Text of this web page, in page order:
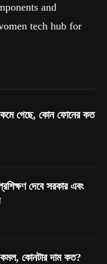
and
tech hub for
কমে গেছে, কোন ফোনের কত
দেবে সরকার এবং
কমল, কোনটার দাম কত?